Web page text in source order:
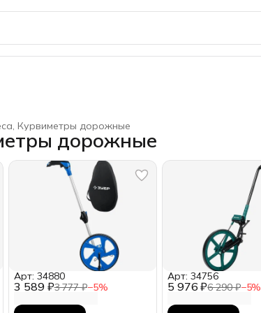
Курвиметры дорожные
дорожные
3 589 ₽3 777 ₽−5%
Арт: 34880
5 976 ₽6 290 ₽−5%
Арт: 34756